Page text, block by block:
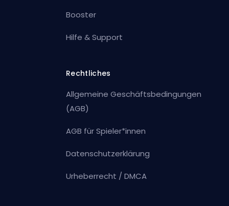
Booster
Hilfe & Support
Rechtliches
Allgemeine Geschäftsbedingungen
(AGB)
AGB für Spieler*innen
Datenschutzerklärung
Urheberrecht / DMCA